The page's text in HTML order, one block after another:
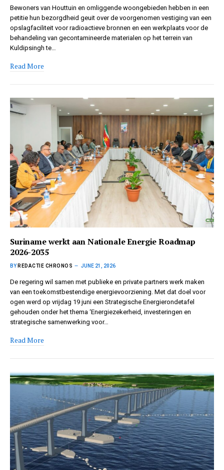
Bewoners van Houttuin en omliggende woongebieden hebben in een
petitie hun bezorgdheid geuit over de voorgenomen vestiging van een
opslagfaciliteit voor radioactieve bronnen en een werkplaats voor de
behandeling van gecontamineerde materialen op het terrein van
Kuldipsingh te…
Read More
Suriname werkt aan Nationale Energie Roadmap
2026-2035
BY REDACTIE CHRONOS JUNE 21, 2026
De regering wil samen met publieke en private partners werk maken
van een toekomstbestendige energievoorziening. Met dat doel voor
ogen werd op vrijdag 19 juni een Strategische Energierondetafel
gehouden onder het thema ‘Energiezekerheid, investeringen en
strategische samenwerking voor…
Read More